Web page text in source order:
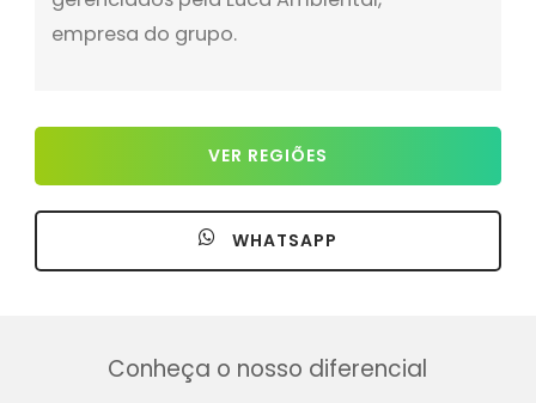
empresa do grupo.
VER REGIÕES
WHATSAPP
Conheça o nosso diferencial